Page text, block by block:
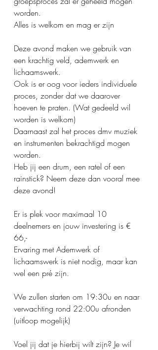
worden.
Alles is welkom en mag er zijn
Deze avond maken we gebruik van
een krachtig veld, ademwerk en
lichaamswerk.
Ook is er oog voor ieders individuele
proces, zonder dat we daarover
hoeven te praten. (Wat gedeeld wil
worden is welkom)
Daarnaast zal het proces dmv muziek
en instrumenten bekrachtigd mogen
worden.
Heb jij een drum, een ratel of een
rainstick? Neem deze dan vooral mee
deze avond!
Er is plek voor maximaal 10
deelnemers en jouw investering is €
66,-
Ervaring met Ademwerk of
lichaamswerk is niet nodig, maar kan
wel een pré zijn.
We zullen starten om 19:30u en naar
verwachting rond 22:00u afronden
(uitloop mogelijk)
Voel jij dat je hierbij wilt zijn? Je wil